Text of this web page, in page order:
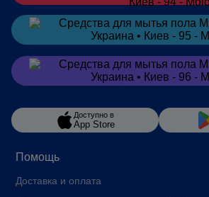
Помощь
Доставка и оплата
Заказатьв Telegram
Заказатьв Viber
Доступно в
App Store